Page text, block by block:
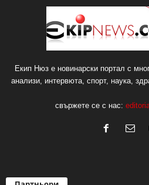
Екип Нюз е новинарски портал с
анализи, интервюта, спорт, наука,
свържете се с нас: